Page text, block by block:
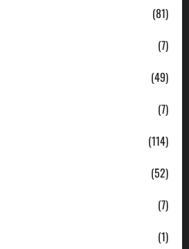
(81)
(7)
(49)
(7)
(114)
(52)
(7)
(1)